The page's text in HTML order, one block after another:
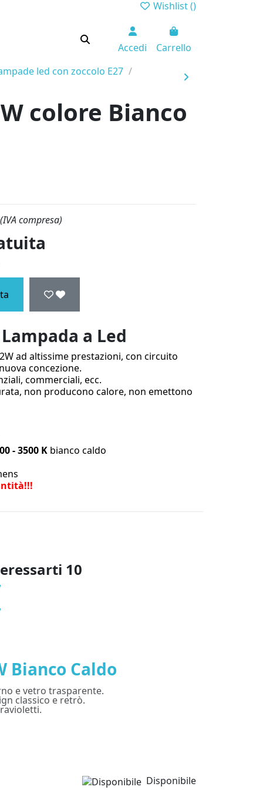
Wishlist ()
Accedi
Carrello
led con zoccolo E27
colore Bianco
(IVA compresa)
a Led
ad altissime prestazioni, con circuito
concezione.
commerciali, ecc.
non producono calore, non emettono
- 3500 K bianco caldo
10
Bianco Caldo
e vetro trasparente.
classico e retrò.
Disponibile